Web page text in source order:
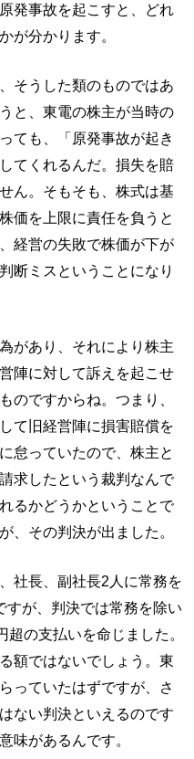
発事故を起こすと、どれ
が分かります。
そうした類のものではあ
と、東電の株主が当時の
ても、「原発事故が起き
てくれるんだ。損失を賠
ん。そもそも、株式は基
価を上限に責任を負うと
経営の失敗で株価が下が
断ミスということになり
があり、それにより株主
陣に対して訴えを起こせ
のですからね。つまり、
て旧経営陣に損害賠償を
怠っていたので、株主と
求したという裁判なんで
るかどうかということで
、その判決が出ました。
社長、副社長2人に常務を
すが、判決では常務を除い
の支払いを命じました。
額ではないでしょう。東
っていたはずですが、さ
ない判決といえるのです
味があるんです。